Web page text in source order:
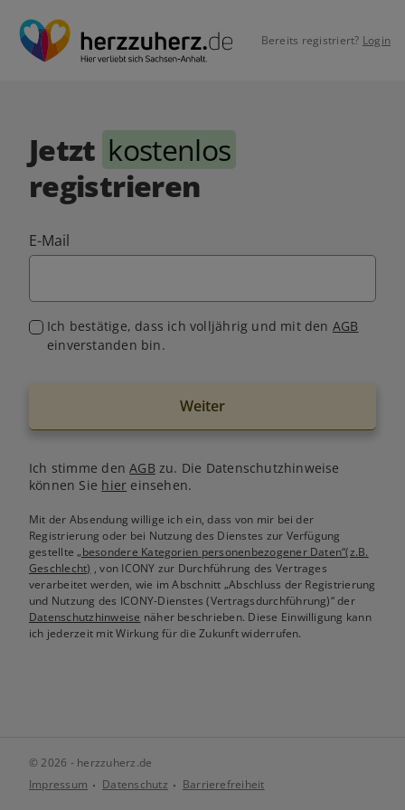
Bereits registriert? Login
Jetzt kostenlos
registrieren
E-Mail
Ich bestätige, dass ich volljährig und mit den AGB
einverstanden bin.
Weiter
Ich stimme denAGB zu. Die Datenschutzhinweise
können Sie hier einsehen.
Mit der Absendung willige ich ein, dass von mir bei der
Registrierung oder bei Nutzung des Dienstes zur Verfügung
gestellte„besondere Kategorien personenbezogener Daten“(z.B.
Geschlecht) , von ICONY zur Durchführung des Vertrages
verarbeitet werden, wie im Abschnitt „Abschluss der Registrierung
und Nutzung des ICONY-Dienstes (Vertragsdurchführung)“ der
Datenschutzhinweise näher beschrieben. Diese Einwilligung kann
ich jederzeit mit Wirkung für die Zukunft widerrufen.
© 2026 - herzzuherz.de
Impressum
Datenschutz Barrierefreiheit